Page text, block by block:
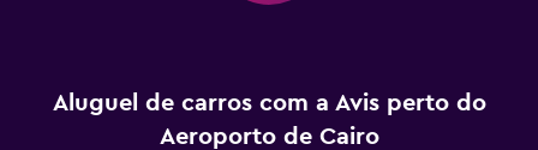
Aluguel de carros com a Avis perto do
Aeroporto de Cairo